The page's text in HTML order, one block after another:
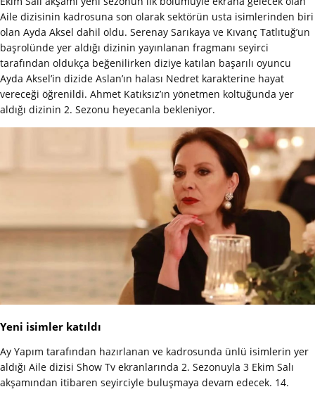
Aile dizisinin kadrosuna son olarak sektörün usta isimlerinden biri
olan Ayda Aksel dahil oldu. Serenay Sarıkaya ve Kıvanç Tatlıtuğ’un
başrolünde yer aldığı dizinin yayınlanan fragmanı seyirci
tarafından oldukça beğenilirken diziye katılan başarılı oyuncu
Ayda Aksel’in dizide Aslan’ın halası Nedret karakterine hayat
vereceği öğrenildi. Ahmet Katıksız’ın yönetmen koltuğunda yer
aldığı dizinin 2. Sezonu heyecanla bekleniyor.
Yeni isimler katıldı
Ay Yapım tarafından hazırlanan ve kadrosunda ünlü isimlerin yer
aldığı Aile dizisi Show Tv ekranlarında 2. Sezonuyla 3 Ekim Salı
akşamından itibaren seyirciyle buluşmaya devam edecek. 14.